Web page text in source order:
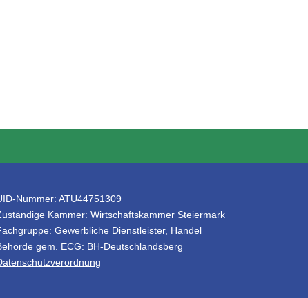
Nummer: ATU44751309
Kammer: Wirtschaftskammer Steiermark
Gewerbliche Dienstleister, Handel
gem. ECG: BH-Deutschlandsberg